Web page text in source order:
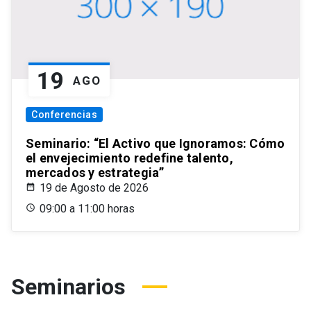
19 AGO
Conferencias
Seminario: “El Activo que Ignoramos: Cómo
el envejecimiento redefine talento,
mercados y estrategia”
19 de Agosto de 2026
09:00 a 11:00 horas
Seminarios